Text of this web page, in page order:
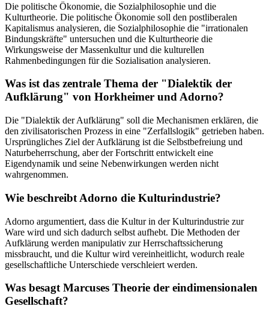
Die politische Ökonomie, die Sozialphilosophie und die
Kulturtheorie. Die politische Ökonomie soll den postliberalen
Kapitalismus analysieren, die Sozialphilosophie die "irrationalen
Bindungskräfte" untersuchen und die Kulturtheorie die
Wirkungsweise der Massenkultur und die kulturellen
Rahmenbedingungen für die Sozialisation analysieren.
Was ist das zentrale Thema der "Dialektik der
Aufklärung" von Horkheimer und Adorno?
Die "Dialektik der Aufklärung" soll die Mechanismen erklären, die
den zivilisatorischen Prozess in eine "Zerfallslogik" getrieben haben.
Ursprüngliches Ziel der Aufklärung ist die Selbstbefreiung und
Naturbeherrschung, aber der Fortschritt entwickelt eine
Eigendynamik und seine Nebenwirkungen werden nicht
wahrgenommen.
Wie beschreibt Adorno die Kulturindustrie?
Adorno argumentiert, dass die Kultur in der Kulturindustrie zur
Ware wird und sich dadurch selbst aufhebt. Die Methoden der
Aufklärung werden manipulativ zur Herrschaftssicherung
missbraucht, und die Kultur wird vereinheitlicht, wodurch reale
gesellschaftliche Unterschiede verschleiert werden.
Was besagt Marcuses Theorie der eindimensionalen
Gesellschaft?